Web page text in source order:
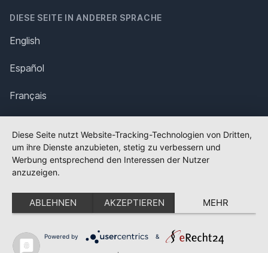
DIESE SEITE IN ANDERER SPRACHE
English
Español
Français
Polska
Português
Nederlands
Svenska
Diese Seite nutzt Website-Tracking-Technologien von Dritten,
um ihre Dienste anzubieten, stetig zu verbessern und
Werbung entsprechend den Interessen der Nutzer
anzuzeigen.
ABLEHNEN AKZEPTIEREN MEHR
Powered by &